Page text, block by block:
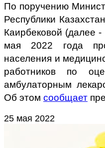
По поручению
Республики
Каирбековой (далее
мая 2022 года
населения и
работников по
амбулаторным
Об этом сообщает
25 мая 2022